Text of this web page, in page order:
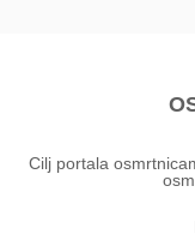
Cilj portala